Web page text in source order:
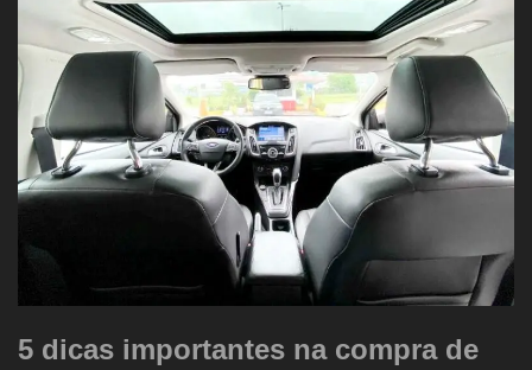
5 dicas importantes na compra de